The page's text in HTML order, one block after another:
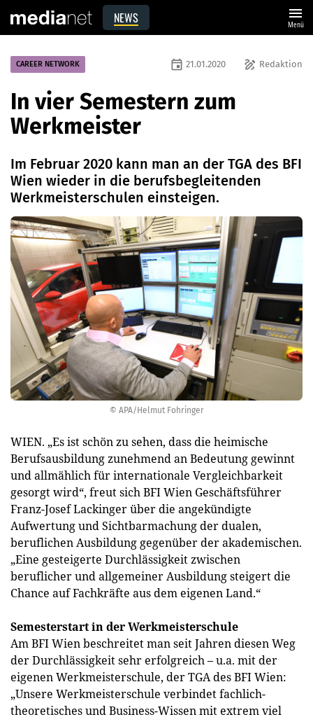
NEWS menu
Menü
© APA/Helmut Fohringer
CAREER NETWORK draw Redaktion
event 21.01.2020
In vier Semestern zum
Werkmeister
Im Februar 2020 kann man an der TGA des BFI
Wien wieder in die berufsbegleitenden
Werkmeisterschulen einsteigen.
WIEN. „Es ist schön zu sehen, dass die heimische
Berufsausbildung zunehmend an Bedeutung gewinnt
und allmählich für internationale Vergleichbarkeit
gesorgt wird“, freut sich BFI Wien Geschäftsführer
Franz-Josef Lackinger über die angekündigte
Aufwertung und Sichtbarmachung der dualen,
beruflichen Ausbildung gegenüber der akademischen.
„Eine gesteigerte Durchlässigkeit zwischen
beruflicher und allgemeiner Ausbildung steigert die
Chance auf Fachkräfte aus dem eigenen Land.“
Semesterstart in der Werkmeisterschule
Am BFI Wien beschreitet man seit Jahren diesen Weg
der Durchlässigkeit sehr erfolgreich – u.a. mit der
eigenen Werkmeisterschule, der TGA des BFI Wien:
„Unsere Werkmeisterschule verbindet fachlich-
theoretisches und Business-Wissen mit extrem viel